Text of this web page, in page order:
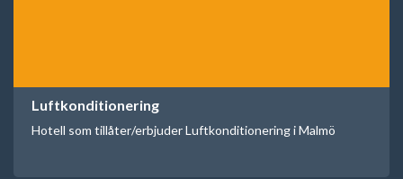
Luftkonditionering
Hotell som tillåter/erbjuder Luftkonditionering i Malmö